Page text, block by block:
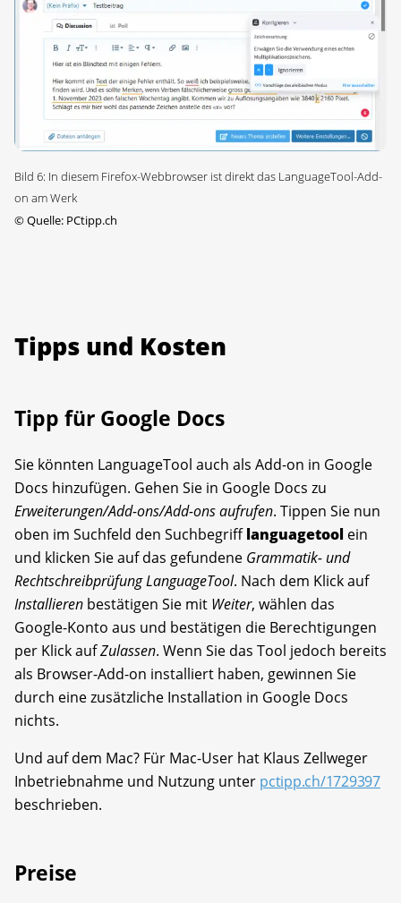
Bild 6: In diesem Firefox-Webbrowser ist direkt das LanguageTool-Add-
on am Werk
©Quelle: PCtipp.ch
Tipps und Kosten
Tipp für Google Docs
Sie könnten LanguageTool auch als Add-on in Google
Docs hinzufügen. Gehen Sie in Google Docs zu
Erweiterungen/Add-ons/Add-ons aufrufen. Tippen Sie nun
oben im Suchfeld den Suchbegrifflanguagetool ein
und klicken Sie auf das gefundene Grammatik- und
Rechtschreibprüfung LanguageTool. Nach dem Klick auf
Installieren bestätigen Sie mit Weiter, wählen das
Google-Konto aus und bestätigen die Berechtigungen
per Klick aufZulassen. Wenn Sie das Tool jedoch bereits
als Browser-Add-on installiert haben, gewinnen Sie
durch eine zusätzliche Installation in Google Docs
nichts.
Und auf dem Mac? Für Mac-User hat Klaus Zellweger
Inbetriebnahme und Nutzung unter pctipp.ch/1729397
beschrieben.
Preise